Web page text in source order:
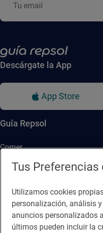
Descárgate la App
App Store
Guía Repsol
Comer
ViajarTus Preferencias
Utilizamos cookies
personalización, análisis
anuncios personalizados
últimos pueden incluir la